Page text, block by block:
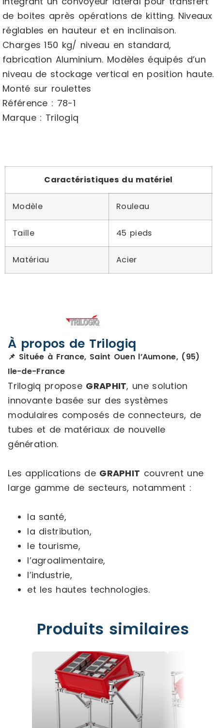
de boites après opérations de kitting. Niveaux
réglables en hauteur et en inclinaison.
Charges 150 kg/ niveau en standard,
fabrication Aluminium. Modèles équipés d’un
niveau de stockage vertical en position haute.
Monté sur roulettes
Référence : 78-1
Marque : Trilogiq
Caractéristiques du matériel
Modèle Rouleau
Taille 45 pieds
Matériau Acier
À propos de Trilogiq
📌 Située à France, Saint Ouen l’Aumone, (95)
Ile-de-France
Trilogiq propose GRAPHIT, une solution
innovante basée sur des systèmes
modulaires composés de connecteurs, de
tubes et de matériaux de nouvelle
génération.
Les applications de GRAPHIT couvrent une
large gamme de secteurs, notamment :
la santé,
la distribution,
le tourisme,
l’agroalimentaire,
l’industrie,
et les hautes technologies.
Produits similaires